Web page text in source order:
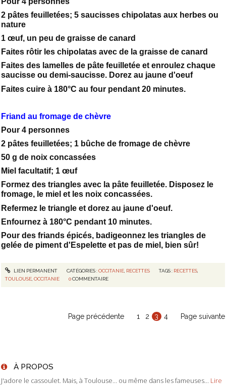
2 pâtes feuilletées; 5 saucisses chipolatas aux herbes ou
nature
1 œuf, un peu de graisse de canard
Faites rôtir les chipolatas avec de la graisse de canard
Faites des lamelles de pâte feuilletée et enroulez chaque
saucisse ou demi-saucisse. Dorez au jaune d'oeuf
Faites cuire à 180°C au four pendant 20 minutes.
Friand au fromage de chèvre
Pour 4 personnes
2 pâtes feuilletées; 1 bûche de fromage de chèvre
50 g de noix concassées
Miel facultatif; 1 œuf
Formez des triangles avec la pâte feuilletée. Disposez le
fromage, le miel et les noix concassées.
Refermez le triangle et dorez au jaune d'oeuf.
Enfournez à 180°C pendant 10 minutes.
Pour des friands épicés, badigeonnez les triangles de
gelée de piment d'Espelette et pas de miel, bien sûr!
LIEN PERMANENT CATÉGORIES :OCCITANIE, RECETTES TAGS : RECETTES,
TOULOUSE,OCCITANIE 0 COMMENTAIRE
Page précédente 1 2 3 4 Page suivante
À PROPOS
J'adore le cassoulet. Mais, à Toulouse... ou même dans les fameuses...
Lire